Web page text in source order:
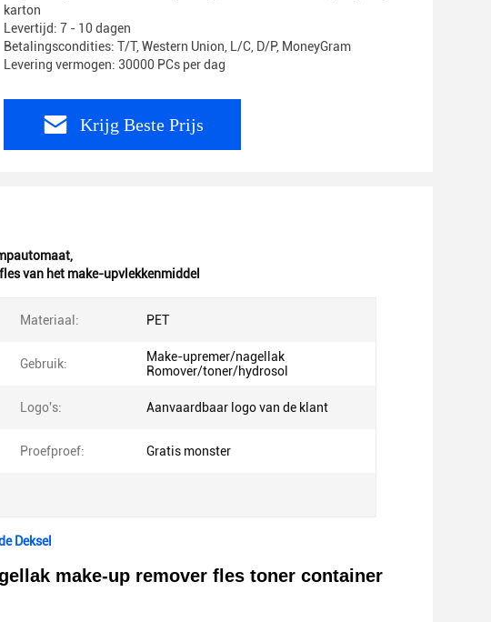
karton
Levertijd: 7 - 10 dagen
Betalingscondities: T/T, Western Union, L/C, D/P, MoneyGram
Levering vermogen: 30000 PCs per dag
Krijg Beste Prijs
,
van het make-upvlekkenmiddel
Materiaal: PET
Gebruik:
Make-upremer/nagellak
Romover/toner/hydrosol
Logo's: Aanvaardbaar logo van de klant
Proefproef: Gratis monster
Deksel
make-up remover fles toner container